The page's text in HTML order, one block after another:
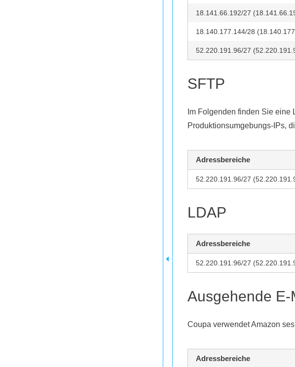
18.141.66.192/27
18.140.177.144/28
52.220.191.96/27
SFTP
Im Folgenden finden Sie
Produktionsumgebungs-IPs,
Adressbereiche
52.220.191.96/27
LDAP
Adressbereiche
52.220.191.96/27
Ausgehende
Coupa verwendet Amazon
Adressbereiche